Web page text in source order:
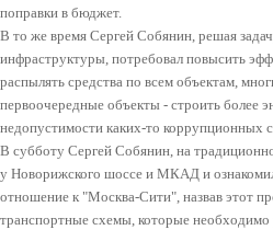
поправки в бюджет.
В то же время Сергей Собянин, решая
инфраструктуры, потребовал повысить
распылять средства по всем объектам,
первоочередные объекты - строить более
недопустимости каких-то коррупционных
В субботу Сергей Собянин, на
у Новорижского шоссе и МКАД и
отношение к "Москва-Сити", назвав этот
транспортные схемы, которые